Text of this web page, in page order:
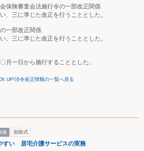
保険審査会法施行令の一部改正関係
、三に準じた改正を行うこととした。
一部改正関係
、三に準じた改正を行うこととした。
月一日から施行することとした。
UP!法令改正情報の一覧へ戻る
健 加除式
すい 居宅介護サービスの実務